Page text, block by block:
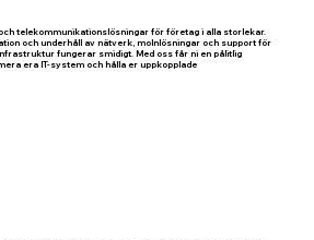
telekommunikationslösningar för företag i alla storlekar.
och underhåll av nätverk, molnlösningar och support för
fungerar smidigt. Med oss får ni en pålitlig
era IT-system och hålla er uppkopplade